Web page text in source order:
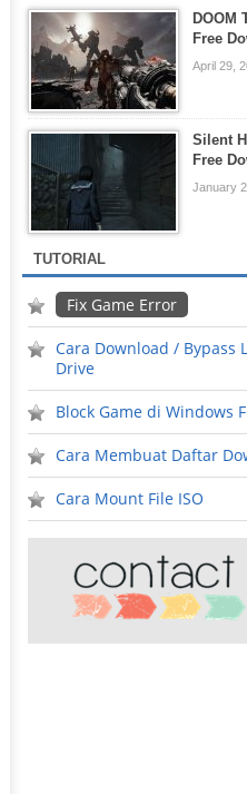
DOOM
Free
April 29,
Silent
Free
January
TUTORIAL
Fix Game Error
Cara Download / Bypass
Drive
Block Game di Windows
Cara Membuat Daftar
Cara Mount File ISO